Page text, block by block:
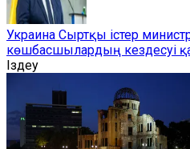
Украина Сыртқы істер
көшбасшылардың кездесуі
Іздеу